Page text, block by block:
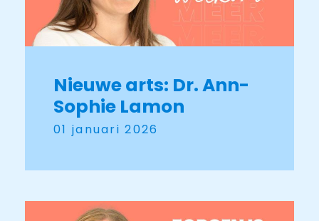
Nieuwe arts: Dr. Ann-
Sophie Lamon
01 januari 2026